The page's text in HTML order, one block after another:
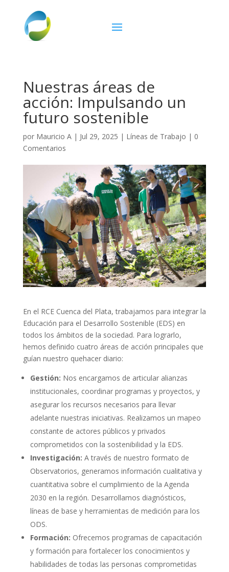
Nuestras áreas de
acción: Impulsando un
futuro sostenible
por Mauricio A| Jul 29, 2025 | Líneas de Trabajo | 0
Comentarios
En el RCE Cuenca del Plata, trabajamos para integrar la
Educación para el Desarrollo Sostenible (EDS) en
todos los ámbitos de la sociedad. Para lograrlo,
hemos definido cuatro áreas de acción principales que
guían nuestro quehacer diario:
Gestión: Nos encargamos de articular alianzas
institucionales, coordinar programas y proyectos, y
asegurar los recursos necesarios para llevar
adelante nuestras iniciativas. Realizamos un mapeo
constante de actores públicos y privados
comprometidos con la sostenibilidad y la EDS.
Investigación: A través de nuestro formato de
Observatorios, generamos información cualitativa y
cuantitativa sobre el cumplimiento de la Agenda
2030 en la región. Desarrollamos diagnósticos,
líneas de base y herramientas de medición para los
ODS.
Formación: Ofrecemos programas de capacitación
y formación para fortalecer los conocimientos y
habilidades de todas las personas comprometidas